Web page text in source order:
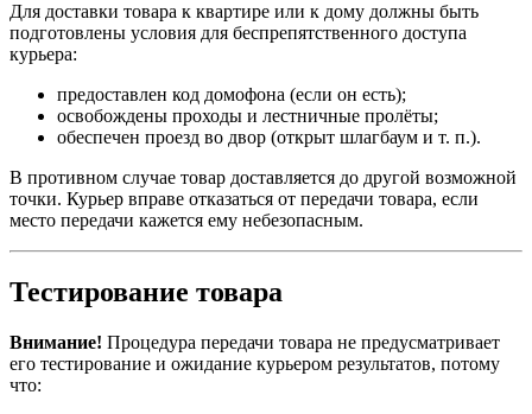
Для доставки товара к квартире или к дому должны быть
подготовлены условия для беспрепятственного доступа
курьера:
предоставлен код домофона (если он есть);
освобождены проходы и лестничные пролёты;
обеспечен проезд во двор (открыт шлагбаум и т. п.).
В противном случае товар доставляется до другой возможной
точки. Курьер вправе отказаться от передачи товара, если
место передачи кажется ему небезопасным.
Тестирование товара
Внимание! Процедура передачи товара не предусматривает
его тестирование и ожидание курьером результатов, потому
что: